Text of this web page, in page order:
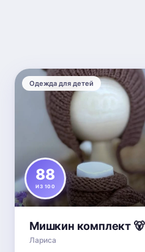
Одежда для детей
88
ИЗ 100
Мишкин комплект 🐻
Лариса